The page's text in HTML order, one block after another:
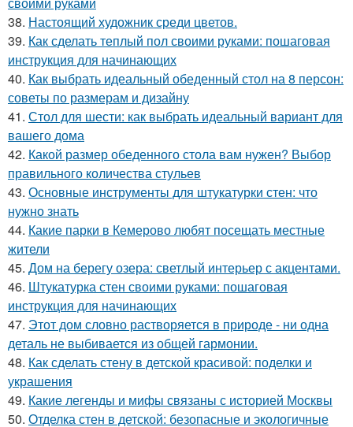
38. Настоящий художник среди цветов.
39. Как сделать теплый пол своими руками: пошаговая
инструкция для начинающих
40. Как выбрать идеальный обеденный стол на 8 персон:
советы по размерам и дизайну
41. Стол для шести: как выбрать идеальный вариант для
вашего дома
42. Какой размер обеденного стола вам нужен? Выбор
правильного количества стульев
43. Основные инструменты для штукатурки стен: что
нужно знать
44. Какие парки в Кемерово любят посещать местные
жители
45. Дом на берегу озера: светлый интерьер с акцентами.
46. Штукатурка стен своими руками: пошаговая
инструкция для начинающих
47. Этот дом словно растворяется в природе - ни одна
деталь не выбивается из общей гармонии.
48. Как сделать стену в детской красивой: поделки и
украшения
49. Какие легенды и мифы связаны с историей Москвы
50. Отделка стен в детской: безопасные и экологичные